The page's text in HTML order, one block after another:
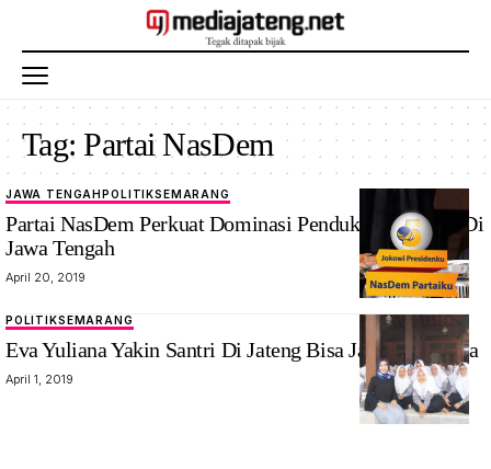
Tag:Partai NasDem
JAWA TENGAHPOLITIKSEMARANG
Partai NasDem Perkuat Dominasi Pendukung Jokowi Di
Jawa Tengah
April 20, 2019
POLITIKSEMARANG
Eva Yuliana Yakin Santri Di Jateng Bisa Jadi Pengusaha
April 1, 2019